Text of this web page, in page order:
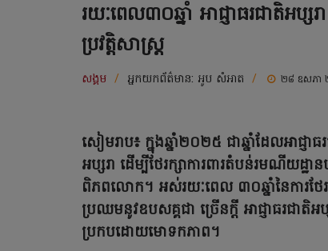
រយៈពេល៣០ឆ្នាំ អាជ្ញាធរជាតិអប្
ប្រវត្តិសាស្ត្រ
សង្គម / អ្នកយកព័ត៌មាន: អូប សំអាត / ២៨ ឧសភា
សៀមរាប៖ ក្នុងឆ្នាំ២០២៥ ជាឆ្នាំដែលអាជ្ញាធ
អប្សរា ដើម្បីថែរក្សាការពារតំបន់រមណីយដ្ឋ
ពិភពលោក។ អស់រយៈពេល ៣០ឆ្នាំនៃការថែរ
ប្រឈមនូវឧបសគ្គជា ច្រើនក្តី អាជ្ញាធរជាតិអ
ប្រកបដោយមោទកភាព។